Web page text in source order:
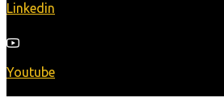
Linkedin
Youtube